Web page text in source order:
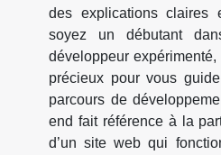
des explications claires
soyez un débutant
développeur
précieux pour vous
parcours de
end fait référence à la
d’un site web qui